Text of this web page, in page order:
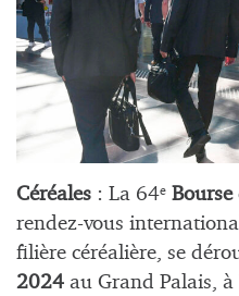
Céréales : La 64e Bourse
rendez-vous
filière céréalière, se
2024 au Grand Palais, à